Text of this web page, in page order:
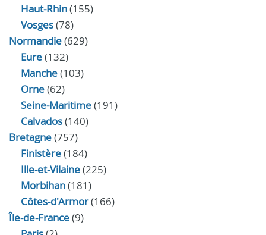
Haut-Rhin(155)
Vosges(78)
Normandie(629)
Eure(132)
Manche(103)
Orne(62)
Seine-Maritime(191)
Calvados(140)
Bretagne(757)
Finistère(184)
Ille-et-Vilaine(225)
Morbihan(181)
Côtes-d'Armor(166)
Île-de-France(9)